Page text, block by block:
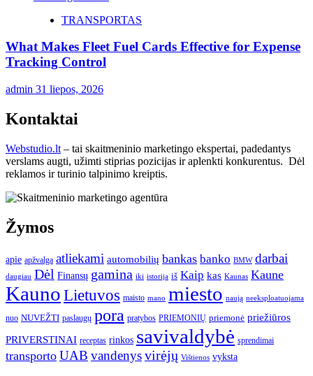
TRANSPORTAS
What Makes Fleet Fuel Cards Effective for Expense
Tracking Control
admin 31 liepos, 2026
Kontaktai
Webstudio.lt – tai skaitmeninio marketingo ekspertai, padedantys
verslams augti, užimti stiprias pozicijas ir aplenkti konkurentus. Dėl
reklamos ir turinio talpinimo kreiptis.
Žymos
apie apžvalga atliekami automobilių bankas banko BMW darbai
daugiau Dėl Finansų gamina iki istorija iš Kaip kas Kaunas Kaune
KaunoLietuvos maisto mano miesto naują neeksploatuojama
nuo NUVEŽTI paslaugų pora pratybos PRIEMONIŲ priemonė priežiūros
PRIVERSTINAI receptas rinkos savivaldybė sprendimai
transporto UAB vandenysvirėjų Vištienos vyksta